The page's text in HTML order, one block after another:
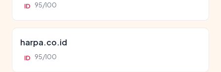
ID 95/100
harpa.co.id
ID 95/100